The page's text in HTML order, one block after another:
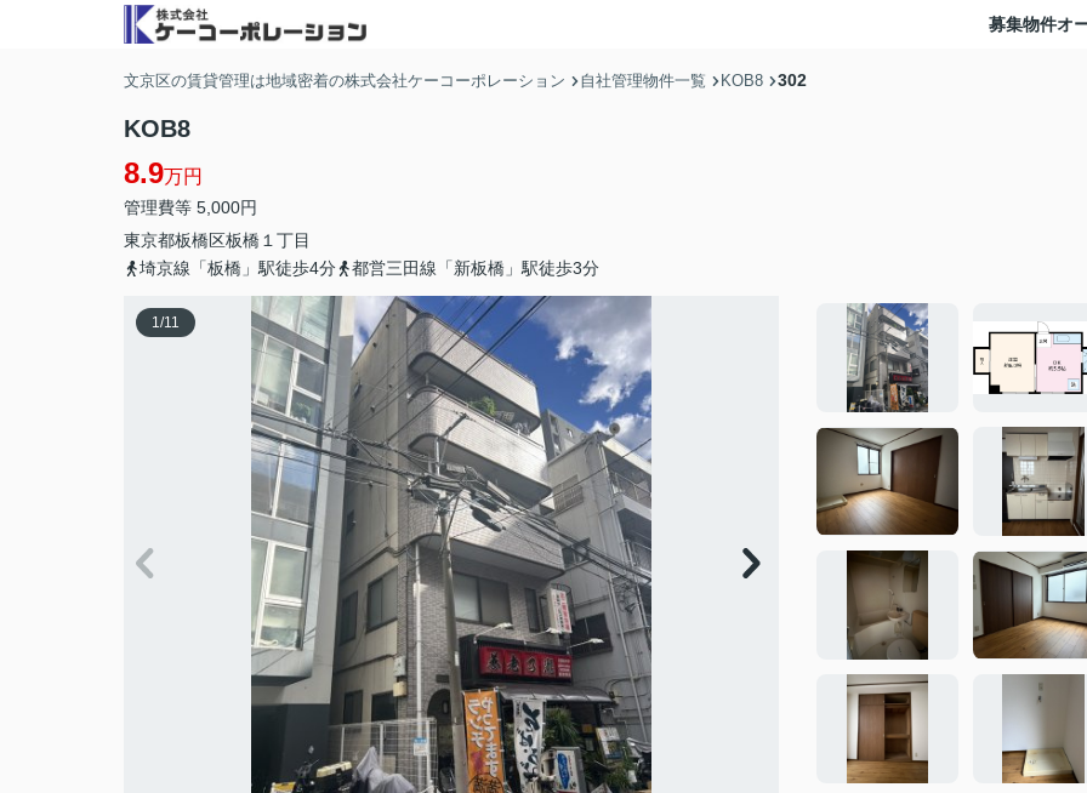
募集物件オ
文京区の賃貸管理は地域密着の株式会社ケーコーポレーション 自社管理物件一覧 KOB8 302
KOB8
8.9万円
管理費等 5,000円
東京都板橋区板橋 １丁目
埼京線「板橋」駅徒歩4分
都営三田線「新板橋」駅徒歩3分
1/11